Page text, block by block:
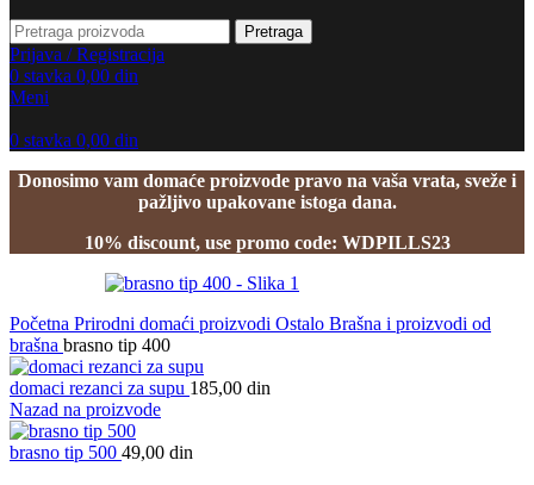
Pretraga
Prijava / Registracija
0 stavka 0,00 din
Meni
0 stavka 0,00 din
Donosimo vam domaće proizvode pravo na vaša vrata, sveže i
pažljivo upakovane istoga dana.
10% discount, use promo code: WDPILLS23
Početna Prirodni domaći proizvodi Ostalo Brašna i proizvodi od
brašna brasno tip 400
domaci rezanci za supu 185,00 din
Nazad na proizvode
brasno tip 500 49,00 din